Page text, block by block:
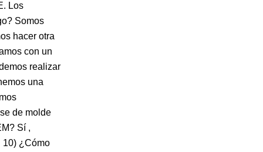
Los
Somos
hacer otra
con un
realizar
una
de molde
Sí ,
10) ¿Cómo